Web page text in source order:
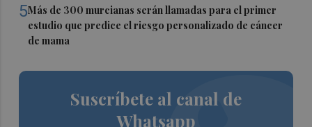
5Más de 300 murcianas serán llamadas para el primer
estudio que predice el riesgo personalizado de cáncer
de mama
Suscríbete al canal de
Whatsapp